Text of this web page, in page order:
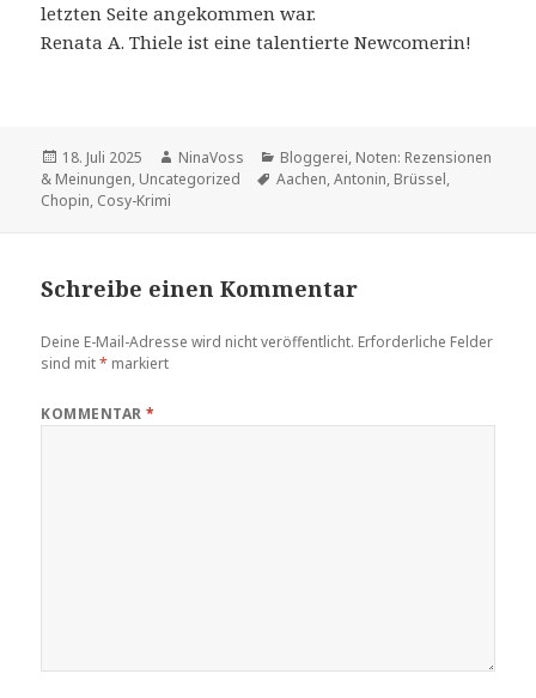
letzten Seite angekommen war.
Renata A. Thiele ist eine talentierte Newcomerin!
Veröffentlicht
am
18. Juli 2025 Autor
NinaVoss Kategorien
Bloggerei, Noten: Rezensionen
& Meinungen, Uncategorized Schlagwörter
Aachen,Antonin, Brüssel,
Chopin, Cosy-Krimi
Schreibe einen Kommentar
Deine E-Mail-Adresse wird nicht veröffentlicht. Erforderliche Felder
sind mit* markiert
KOMMENTAR*